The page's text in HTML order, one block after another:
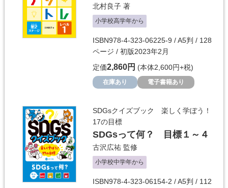
北村良子 著
小学校高学年から
ISBN978-4-323-06225-9 / A5判 / 128
ページ / 初版2023年2月
定価2,860円 (本体2,600円+税)
在庫あり 電子書籍あり
SDGsクイズブック 楽しく学ぼう！
17の目標
SDGsって何？ 目標１～４
古沢広祐 監修
小学校中学年から
ISBN978-4-323-06154-2 / A5判 / 112